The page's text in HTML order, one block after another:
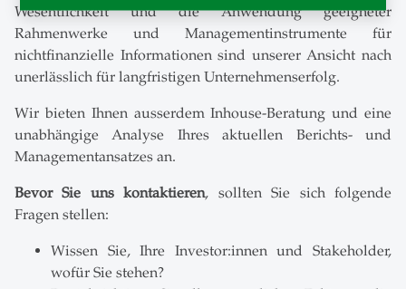
Wesentlichkeit und die Anwendung geeigneter
Rahmenwerke und Managementinstrumente für
nichtfinanzielle Informationen sind unserer Ansicht nach
unerlässlich für langfristigen Unternehmenserfolg.
Wir bieten Ihnen ausserdem Inhouse-Beratung und eine
unabhängige Analyse Ihres aktuellen Berichts- und
Managementansatzes an.
Bevor Sie uns kontaktieren, sollten Sie sich folgende
Fragen stellen:
Wissen Sie, Ihre Investor:innen und Stakeholder,
wofür Sie stehen?